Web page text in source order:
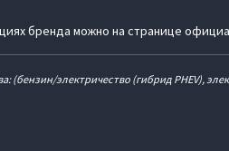
бренда можно на странице
(бензин/электричество (гибрид PHEV),